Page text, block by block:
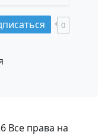
0
Все права на